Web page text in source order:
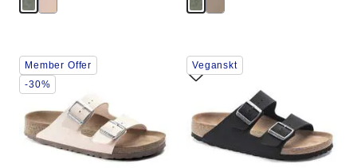
Interaktion
med
provfärger
att
uppdatera
produktbilden
Member Offer
-30%
Interaktion
med
provfärger
att
uppdatera
produktbilden
Veganskt